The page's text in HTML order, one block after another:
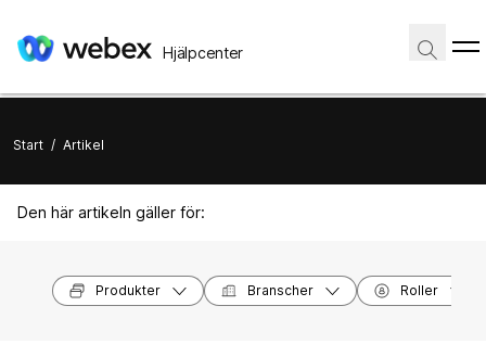
Hjälpcenter
Start / Artikel
Den här artikeln gäller för:
Produkter Branscher Roller